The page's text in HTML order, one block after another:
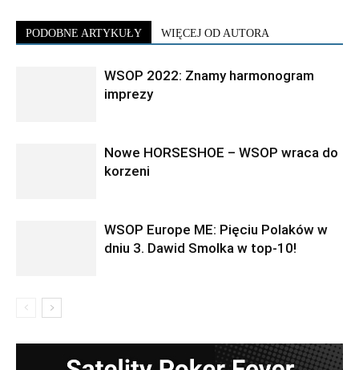
PODOBNE ARTYKUŁY WIĘCEJ OD AUTORA
WSOP 2022: Znamy harmonogram
imprezy
Nowe HORSESHOE – WSOP wraca do
korzeni
WSOP Europe ME: Pięciu Polaków w
dniu 3. Dawid Smolka w top-10!